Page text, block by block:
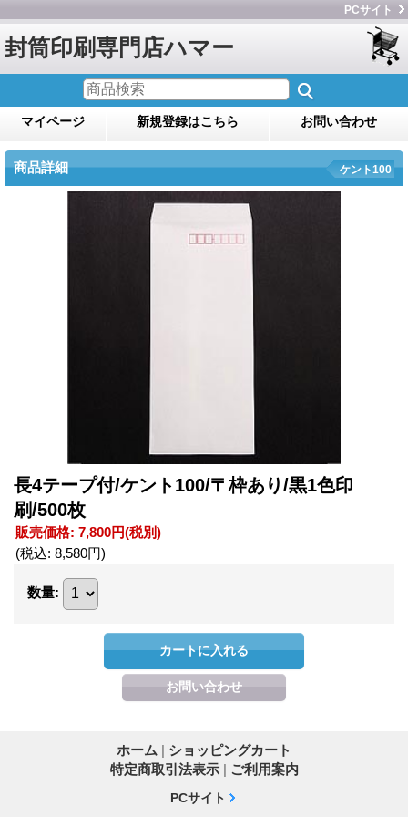
PCサイト
封筒印刷専門店ハマー
マイページ 新規登録はこちら お問い合わせ
商品詳細 ケント100
長4テープ付/ケント100/〒枠あり/黒1色印
刷/500枚
販売価格: 7,800円(税別)
(税込: 8,580円)
数量:
ホーム | ショッピングカート
特定商取引法表示 | ご利用案内
PCサイト